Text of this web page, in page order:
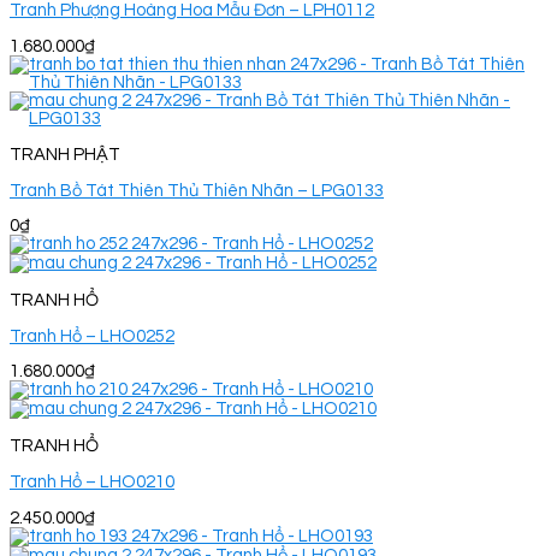
Tranh Phượng Hoàng Hoa Mẫu Đơn – LPH0112
1.680.000₫
TRANH PHẬT
Tranh Bồ Tát Thiên Thủ Thiên Nhãn – LPG0133
0₫
TRANH HỔ
Tranh Hổ – LHO0252
1.680.000₫
TRANH HỔ
Tranh Hổ – LHO0210
2.450.000₫